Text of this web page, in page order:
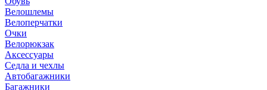
Велошлемы
Велоперчатки
Очки
Велорюкзак
Аксессуары
Седла и чехлы
Автобагажники
Багажники